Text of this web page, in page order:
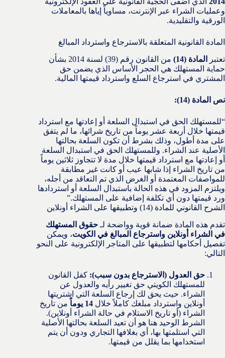
وعمليات الشراء عبر الإنترنت، مساوياً إياها بالمعاملات
الورقية والتقليدية.
المادة القانونية المتعلقة بالاسترجاع واسترداد المبالغ
تعتبر
المادة (14)
من القانون رقم (39) لسنة 2014 بشأن
حماية المستهلك هي الحجر الأساس الذي يضمن حق
المشتري في استرجاع السلع واسترداد قيمتها المالية.
نص المادة (14):
“للمستهلك الحق في استبدال السلعة أو إعادتها مع استرداد
قيمتها خلال أربعة عشر يوماً من تاريخ شرائها، ما لم يتفق
على مدة أطول، وذلك بشرط أن تكون السلعة بحالتها
الأصلية عند الشراء. وللمستهلك الحق في استبدال السلعة
أو إعادتها مع استرداد قيمتها خلال مدة لا تتجاوز ثلاثين يوماً
من تاريخ الشراء إذا شابها عيب أو كانت غير مطابقة
للمواصفات المعتمدة أو الغرض الذي تم التعاقد من أجله،
ويلتزم المزود في هذه الحالة باستبدال السلعة أو استردادها
ورد قيمتها دون أي تكلفة إضافية على المستهلك.”
الشرح القانوني للمادة (14) وتطبيقها على الشراء أونلاين
تقدم هذه المادة ضمانة قوية وواضحة لـ حقوق المستهلك
في الشراء أونلاين واسترجاع المبالغ في الكويت، ويمكن
تفصيل أحكامها لتطبيقها على المتاجر الإلكترونية على النحو
التالي:
حق العدول (الاسترجاع بدون سبب): كفل القانون
للمستهلك الكويتي حق تغيير رأيه والعدول عن
الشراء. حيث يحق لك إرجاع السلعة التي اشتريتها
أونلاين واسترداد مبلغك كاملاً خلال 14 يوماً
من تاريخ
الشراء (أو تاريخ الاستلام في حالة الشراء أونلاين).
الشرط الوحيد هنا هو أن تعيد السلعة بحالتها الأصلية
التي استلمتها بها، أي بغلافها التجاري ودون أن يتم
استخدامها بما يقلل من قيمتها.